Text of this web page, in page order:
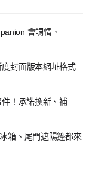
會調情、
封面版本網址格式
！承諾換新、補
箱、尾門遮陽篷都來